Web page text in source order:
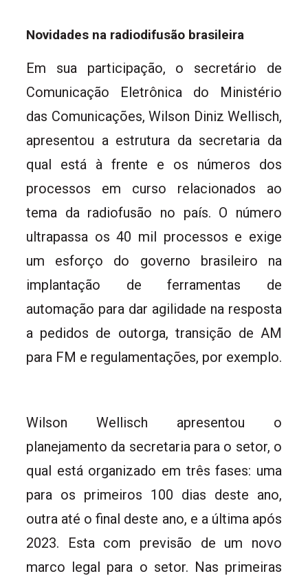
Novidades na radiodifusão brasileira
Em sua participação, o secretário de
Comunicação Eletrônica do Ministério
das Comunicações, Wilson Diniz Wellisch,
apresentou a estrutura da secretaria da
qual está à frente e os números dos
processos em curso relacionados ao
tema da radiofusão no país. O número
ultrapassa os 40 mil processos e exige
um esforço do governo brasileiro na
implantação de ferramentas de
automação para dar agilidade na resposta
a pedidos de outorga, transição de AM
para FM e regulamentações, por exemplo.
Wilson Wellisch apresentou o
planejamento da secretaria para o setor, o
qual está organizado em três fases: uma
para os primeiros 100 dias deste ano,
outra até o final deste ano, e a última após
2023. Esta com previsão de um novo
marco legal para o setor. Nas primeiras